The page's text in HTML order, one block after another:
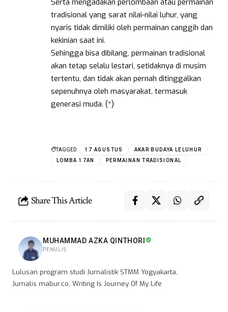
Serta mengadakan perlombaan atau permainan
tradisional yang sarat nilai-nilai luhur, yang
nyaris tidak dimiliki oleh permainan canggih dan
kekinian saat ini.
Sehingga bisa dibilang, permainan tradisional
akan tetap selalu lestari, setidaknya di musim
tertentu, dan tidak akan pernah ditinggalkan
sepenuhnya oleh masyarakat, termasuk
generasi muda. (*)
TAGGED: 17 AGUSTUS
AKAR BUDAYA LELUHUR
LOMBA 17AN
PERMAINAN TRADISIONAL
Share This Article
MUHAMMAD AZKA QINTHORI
PENULIS
Lulusan program studi Jurnalistik STMM Yogyakarta,
Jurnalis mabur.co, Writing Is Journey Of My Life